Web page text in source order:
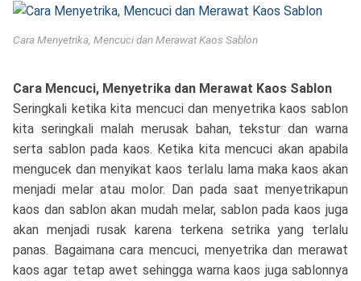
Cara Menyetrika, Mencuci dan Merawat Kaos Sablon
Cara Mencuci, Menyetrika dan Merawat Kaos Sablon
Seringkali ketika kita mencuci dan menyetrika kaos sablon
kita seringkali malah merusak bahan, tekstur dan warna
serta sablon pada kaos. Ketika kita mencuci akan apabila
mengucek dan menyikat kaos terlalu lama maka kaos akan
menjadi melar atau molor. Dan pada saat menyetrikapun
kaos dan sablon akan mudah melar, sablon pada kaos juga
akan menjadi rusak karena terkena setrika yang terlalu
panas. Bagaimana cara mencuci, menyetrika dan merawat
kaos agar tetap awet sehingga warna kaos juga sablonnya